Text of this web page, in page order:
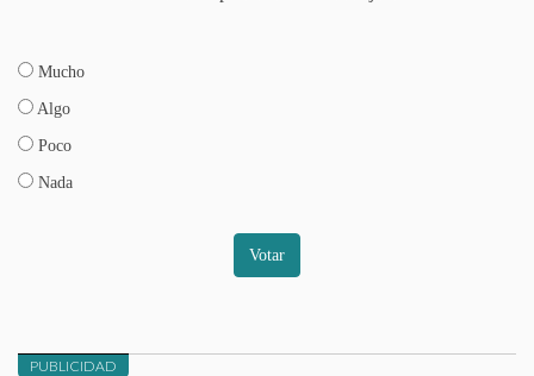
Mucho
Algo
Poco
Nada
Votar
PUBLICIDAD